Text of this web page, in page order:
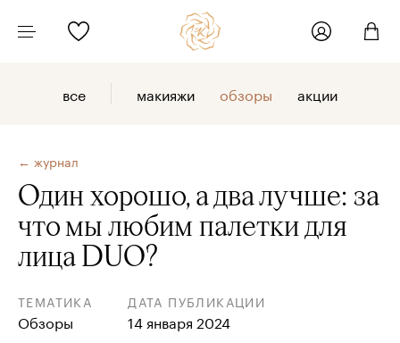
все макияжи обзоры акции
← журнал
Один хорошо, а два лучше: за
что мы любим палетки для
лица DUO?
ТЕМАТИКА
Обзоры
ДАТА ПУБЛИКАЦИИ
14 января 2024